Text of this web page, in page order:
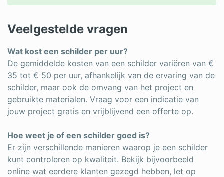
Veelgestelde vragen
Wat kost een schilder per uur?
De gemiddelde kosten van een schilder variëren van €
35 tot € 50 per uur, afhankelijk van de ervaring van de
schilder, maar ook de omvang van het project en
gebruikte materialen. Vraag voor een indicatie van
jouw project gratis en vrijblijvend een offerte op.
Hoe weet je of een schilder goed is?
Er zijn verschillende manieren waarop je een schilder
kunt controleren op kwaliteit. Bekijk bijvoorbeeld
online wat eerdere klanten gezegd hebben, let op